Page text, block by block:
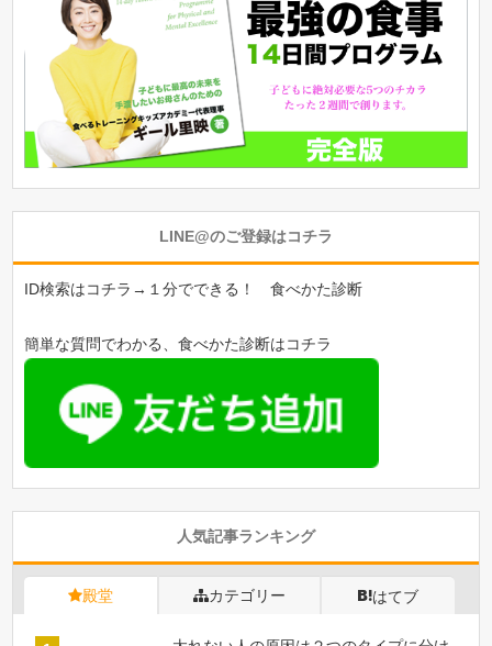
LINE@のご登録はコチラ
ID検索はコチラ→１分でできる！ 食べかた診断
簡単な質問でわかる、食べかた診断はコチラ
人気記事ランキング
殿堂 カテゴリー はてブ